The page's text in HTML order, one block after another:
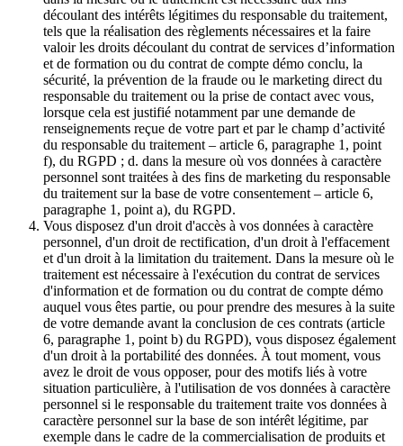
découlant des intérêts légitimes du responsable du traitement,
tels que la réalisation des règlements nécessaires et la faire
valoir les droits découlant du contrat de services d’information
et de formation ou du contrat de compte démo conclu, la
sécurité, la prévention de la fraude ou le marketing direct du
responsable du traitement ou la prise de contact avec vous,
lorsque cela est justifié notamment par une demande de
renseignements reçue de votre part et par le champ d’activité
du responsable du traitement – article 6, paragraphe 1, point
f), du RGPD ; d. dans la mesure où vos données à caractère
personnel sont traitées à des fins de marketing du responsable
du traitement sur la base de votre consentement – article 6,
paragraphe 1, point a), du RGPD.
Vous disposez d'un droit d'accès à vos données à caractère
personnel, d'un droit de rectification, d'un droit à l'effacement
et d'un droit à la limitation du traitement. Dans la mesure où le
traitement est nécessaire à l'exécution du contrat de services
d'information et de formation ou du contrat de compte démo
auquel vous êtes partie, ou pour prendre des mesures à la suite
de votre demande avant la conclusion de ces contrats (article
6, paragraphe 1, point b) du RGPD), vous disposez également
d'un droit à la portabilité des données. À tout moment, vous
avez le droit de vous opposer, pour des motifs liés à votre
situation particulière, à l'utilisation de vos données à caractère
personnel si le responsable du traitement traite vos données à
caractère personnel sur la base de son intérêt légitime, par
exemple dans le cadre de la commercialisation de produits et